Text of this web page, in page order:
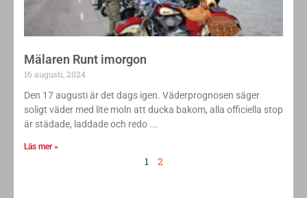
Mälaren Runt imorgon
16 augusti, 2024
Den 17 augusti är det dags igen. Väderprognosen säger
soligt väder med lite moln att ducka bakom, alla officiella stop
är städade, laddade och redo
Läs mer »
1 2